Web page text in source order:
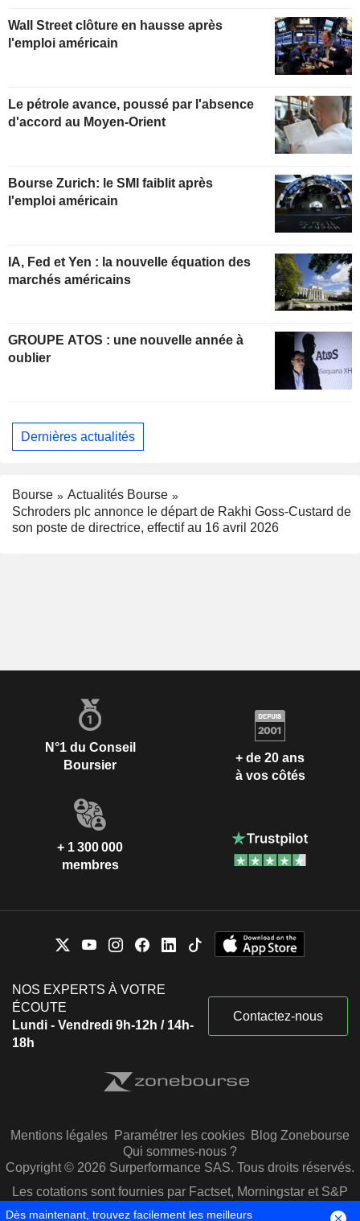
Wall Street clôture en hausse après
l'emploi américain
Le pétrole avance, poussé par l'absence
d'accord au Moyen-Orient
Bourse Zurich: le SMI faiblit après
l'emploi américain
IA, Fed et Yen : la nouvelle équation des
marchés américains
GROUPE ATOS : une nouvelle année à
oublier
Dernières actualités
Bourse
Actualités Bourse
Schroders plc annonce le départ de Rakhi Goss-Custard de
son poste de directrice, effectif au 16 avril 2026
N°1 du Conseil
Boursier
+ de 20 ans
à vos côtés
+ 1 300 000
membres
NOS EXPERTS À VOTRE
ÉCOUTE
Lundi - Vendredi 9h-12h / 14h-
18h
Contactez-nous
Mentions légales Paramétrer les cookies Blog Zonebourse
Qui sommes-nous ?
Copyright © 2026 Surperformance SAS. Tous droits réservés.
Les cotations sont fournies par Factset, Morningstar et S&P
Capital IQ
Dès maintenant, trouvez facilement les meilleurs